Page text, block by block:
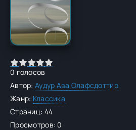
0 голосов
Автор: Аудур Ава Олафсдоттир
Жанр: Классика
Страниц: 44
Просмотров: 0